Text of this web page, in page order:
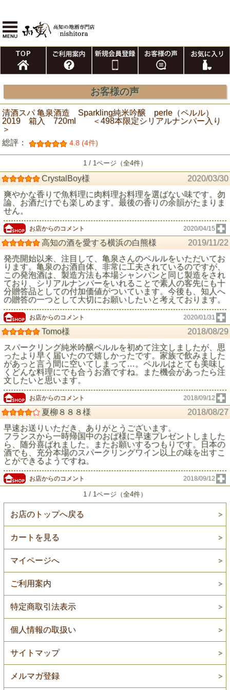
お客様の声
清酒スパ 亀泉酒造 Sparkling純米吟醸 perle（ペルル）
2019 箱入 720ml ＜498本限定シリアルナンバー入り
＞
総評：
4.8 (4件)
1 / 1ページ（全4件）
CrystalBoy様
2020/03/30
爽やかな香りで魚料理に肉料理お料理を選ばない味です。勿
論、お酒だけでも楽しめます。最後の香りの余韻がたまりま
せん。
お店からのコメント 2020/04/15
高知の酒を愛する横浜の白熊様
2019/11/22
発売開始以来、注目して、亀泉さんのペルルをいただいてお
ります。亀泉のお酒自体、非常に工夫されているのですが、
この発泡酒は、製造方法も本場シャンパンと同じ製造をされ
ており、シリアルナンバーをいれることで素人の客先にも十
分贈答品としての付加価値がついています。今後も、知人へ
の贈答の一つとして大切にお願いしたいと考えております。
お店からのコメント 2020/01/31
Tomo様
2018/08/29
スパークリング純米吟醸ペルルを初めて注文しましたが、思
ったより早く届いたので嬉しかったです。家族で飲みました
があっと言う間に空いてしまって…。ペルルはとても美味し
くどんな料理にでも合うお酒ですね。また機会があったら注
文したいと思います。
お店からのコメント 2018/09/12
夏柳８８８様
2018/08/27
早速お送りいただき、ありがとうございます。
フランスから一時帰国中のおば様に早速プレゼントしました
ら、随分喜ばれました。またお願いするつもりです。日本の
酒でも、充分本場のスパークリングワイン以上の味を出すこ
とができるようですね。
お店からのコメント 2018/09/12
1 / 1ページ（全4件）
お店のトップへ戻る
カートを見る
マイページへ
ご利用案内
特定商取引法表示
個人情報の取扱い
サイトマップ
メルマガ登録